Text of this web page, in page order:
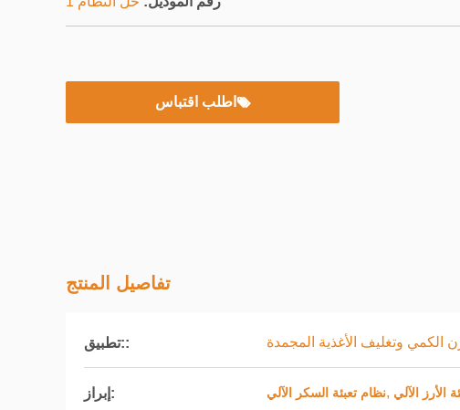
اطلب اقتباس
تفاصيل المنتج
تطبيق:: الكمي وتغليف الأغذية المجمدة
إبراز: نظام تعبئة السكر الآلي, الأرز الآلي